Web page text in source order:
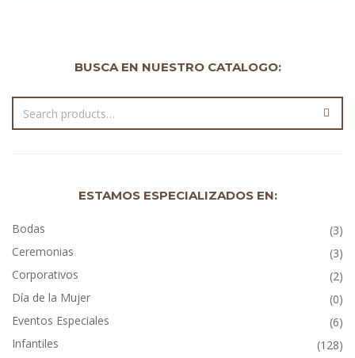
BUSCA EN NUESTRO CATALOGO:
ESTAMOS ESPECIALIZADOS EN:
Bodas
(3)
Ceremonias
(3)
Corporativos
(2)
Día de la Mujer
(0)
Eventos Especiales
(6)
Infantiles
(128)